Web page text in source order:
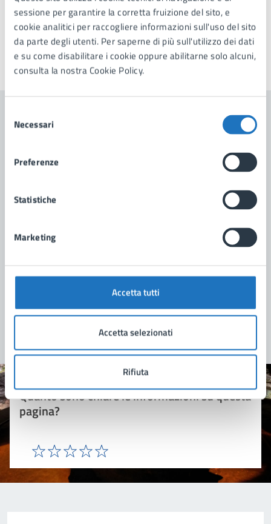
sessione per garantire la corretta fruizione del sito, e
cookie analitici per raccogliere informazioni sull'uso del sito
da parte degli utenti. Per saperne di più sull'utilizzo dei dati
e su come disabilitare i cookie oppure abilitarne solo alcuni,
consulta la nostra Cookie Policy.
delNecessari
Preferenze
Statistiche
Marketing
Accetta tutti
Accetta selezionati
Rifiuta
Ultimo aggiornamento:19/05/2025, 11:59
Notizie
Avviso pubblico – Percorsi di autonomia per
Avviso pubblico per la partecipazione a percorsi di
Quanto sono chiare le informazioni su questa
pagina?
Valuta 5 stelle su 5
Valuta 4 stelle su 5
Valuta 3 stelle su 5
Valuta 2 stelle su 5
Valuta 1 stelle su 5